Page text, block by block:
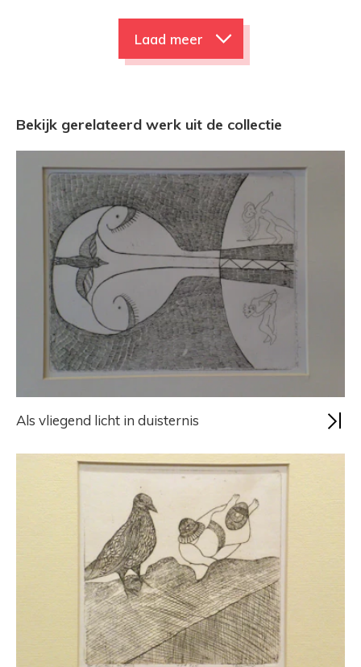
Laad meer
Bekijk gerelateerd werk uit de collectie
Als vliegend licht in duisternis